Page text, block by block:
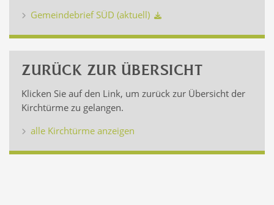
Gemeindebrief SÜD (aktuell)
ZURÜCK ZUR ÜBERSICHT
Klicken Sie auf den Link, um zurück zur Übersicht der
Kirchtürme zu gelangen.
alle Kirchtürme anzeigen